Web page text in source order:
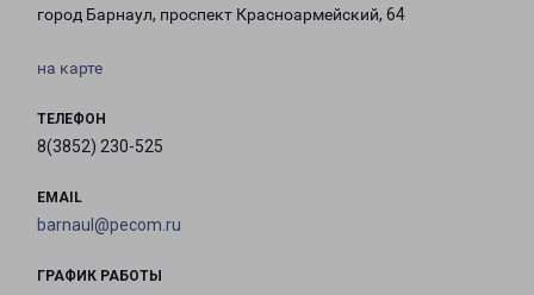
город Барнаул, проспект Красноармейский, 64
на карте
ТЕЛЕФОН
8(3852) 230-525
EMAIL
barnaul@pecom.ru
ГРАФИК РАБОТЫ